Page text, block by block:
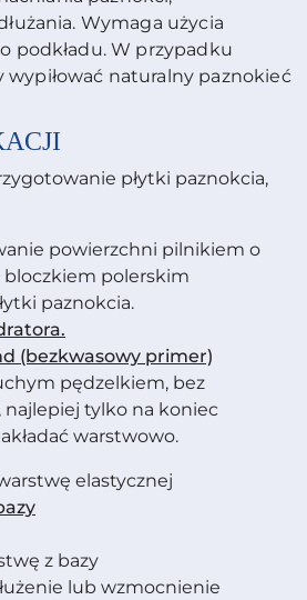
Wymaga użycia
podkładu. W przypadku
wypiłować naturalny paznokieć
płytki paznokcia,
powierzchni pilnikiem o
bloczkiem polerskim
paznokcia.
(bezkwasowy primer)
pędzelkiem, bez
najlepiej tylko na koniec
warstwowo.
elastycznej
z bazy
lub wzmocnienie